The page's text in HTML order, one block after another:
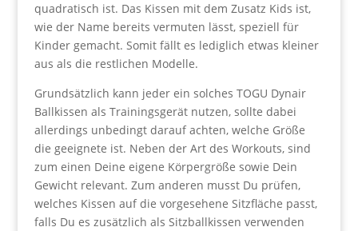
quadratisch ist. Das Kissen mit dem Zusatz Kids ist,
wie der Name bereits vermuten lässt, speziell für
Kinder gemacht. Somit fällt es lediglich etwas kleiner
aus als die restlichen Modelle.
Grundsätzlich kann jeder ein solches TOGU Dynair
Ballkissen als Trainingsgerät nutzen, sollte dabei
allerdings unbedingt darauf achten, welche Größe
die geeignete ist. Neben der Art des Workouts, sind
zum einen Deine eigene Körpergröße sowie Dein
Gewicht relevant. Zum anderen musst Du prüfen,
welches Kissen auf die vorgesehene Sitzfläche passt,
falls Du es zusätzlich als Sitzballkissen verwenden